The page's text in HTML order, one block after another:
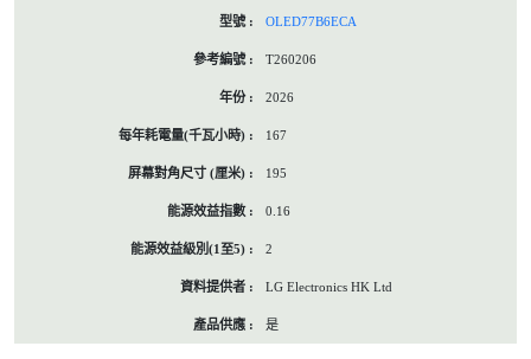
OLED77B6ECA
T260206
2026
167
195
0.16
2
LG Electronics HK Ltd
是